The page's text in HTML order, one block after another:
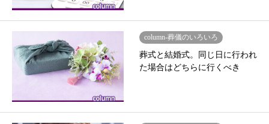
column-葬儀のいろいろ
葬式と結婚式。同じ日に行われ
た場合はどちらに行くべき